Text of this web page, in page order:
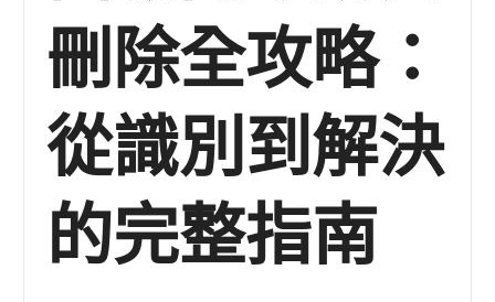
刪除全攻略：
從識別到解決
的完整指南